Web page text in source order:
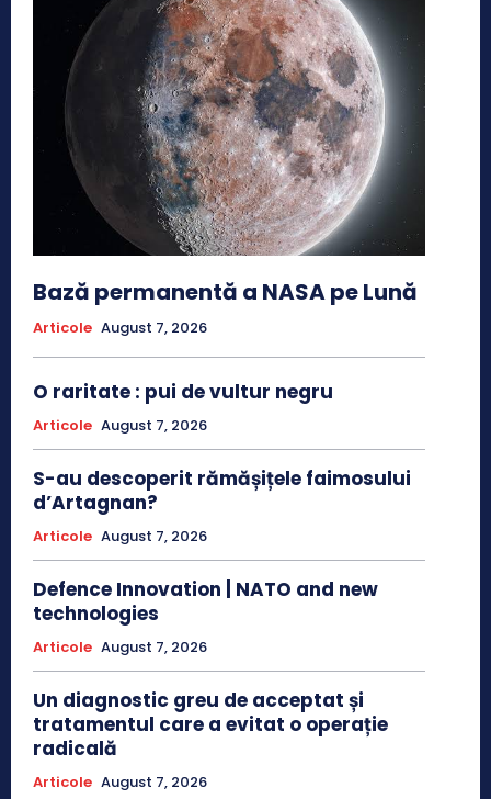
Bază permanentă a NASA pe Lună
Articole August 7, 2026
O raritate : pui de vultur negru
Articole August 7, 2026
S-au descoperit rămășițele faimosului
d’Artagnan?
Articole August 7, 2026
Defence Innovation | NATO and new
technologies
Articole August 7, 2026
Un diagnostic greu de acceptat și
tratamentul care a evitat o operație
radicală
Articole August 7, 2026